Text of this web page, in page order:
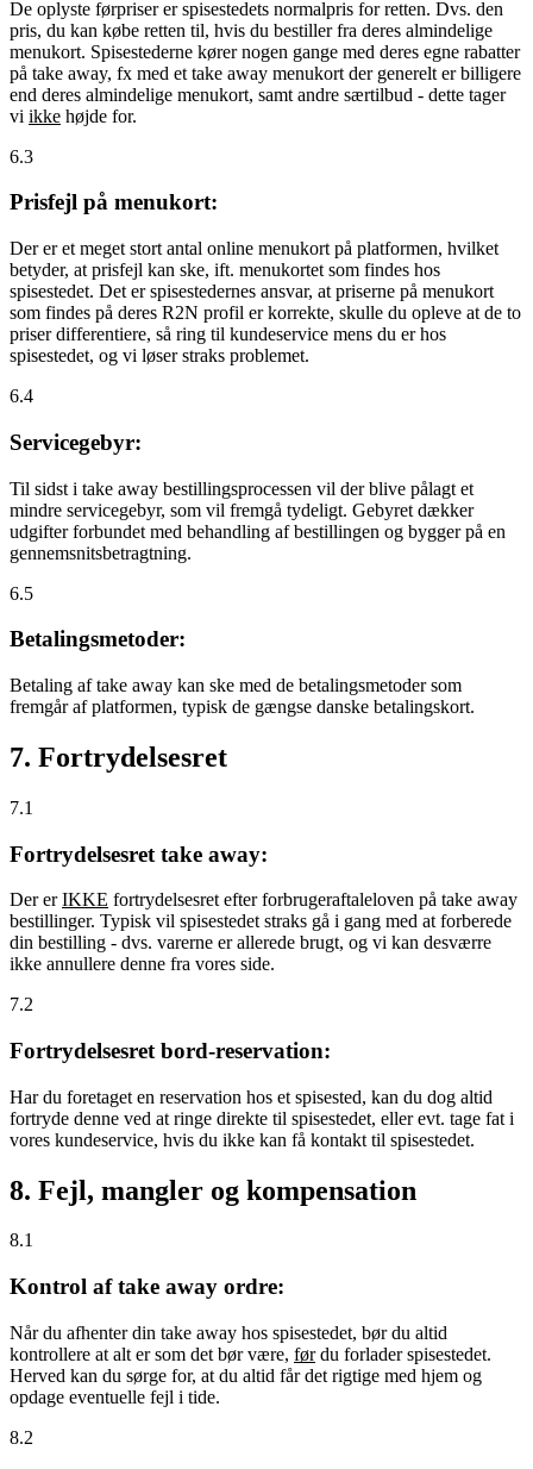
De oplyste førpriser er spisestedets normalpris for retten. Dvs. den
pris, du kan købe retten til, hvis du bestiller fra deres almindelige
menukort. Spisestederne kører nogen gange med deres egne rabatter
på take away, fx med et take away menukort der generelt er billigere
end deres almindelige menukort, samt andre særtilbud - dette tager
vi ikke højde for.
6.3
Prisfejl på menukort:
Der er et meget stort antal online menukort på platformen, hvilket
betyder, at prisfejl kan ske, ift. menukortet som findes hos
spisestedet. Det er spisestedernes ansvar, at priserne på menukort
som findes på deres R2N profil er korrekte, skulle du opleve at de to
priser differentiere, så ring til kundeservice mens du er hos
spisestedet, og vi løser straks problemet.
6.4
Servicegebyr:
Til sidst i take away bestillingsprocessen vil der blive pålagt et
mindre servicegebyr, som vil fremgå tydeligt. Gebyret dækker
udgifter forbundet med behandling af bestillingen og bygger på en
gennemsnitsbetragtning.
6.5
Betalingsmetoder:
Betaling af take away kan ske med de betalingsmetoder som
fremgår af platformen, typisk de gængse danske betalingskort.
7. Fortrydelsesret
7.1
Fortrydelsesret take away:
Der erIKKE fortrydelsesret efter forbrugeraftaleloven på take away
bestillinger. Typisk vil spisestedet straks gå i gang med at forberede
din bestilling - dvs. varerne er allerede brugt, og vi kan desværre
ikke annullere denne fra vores side.
7.2
Fortrydelsesret bord-reservation:
Har du foretaget en reservation hos et spisested, kan du dog altid
fortryde denne ved at ringe direkte til spisestedet, eller evt. tage fat i
vores kundeservice, hvis du ikke kan få kontakt til spisestedet.
8. Fejl, mangler og kompensation
8.1
Kontrol af take away ordre:
Når du afhenter din take away hos spisestedet, bør du altid
kontrollere at alt er som det bør være, førdu forlader spisestedet.
Herved kan du sørge for, at du altid får det rigtige med hjem og
opdage eventuelle fejl i tide.
8.2